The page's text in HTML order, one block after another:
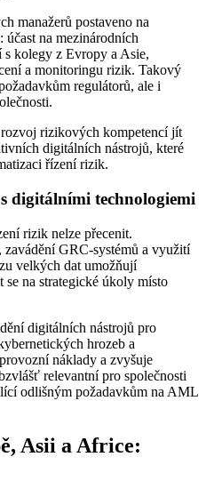
manažerů postaveno na
na mezinárodních
s kolegy z Evropy a Asie,
a monitoringu rizik. Takový
regulátorů, ale i
rizikových kompetencí jít
digitálních nástrojů, které
řízení rizik.
digitálními technologiemi
rizik nelze přecenit.
GRC-systémů a využití
velkých dat umožňují
na strategické úkoly místo
digitálních nástrojů pro
hrozeb a
náklady a zvyšuje
relevantní pro společnosti
odlišným požadavkům na AML
Asii a Africe: